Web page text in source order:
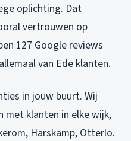
oplichting. Dat
vertrouwen op
127 Google reviews
van Ede klanten.
in jouw buurt. Wij
met klanten in elke wijk,
Harskamp, Otterlo.